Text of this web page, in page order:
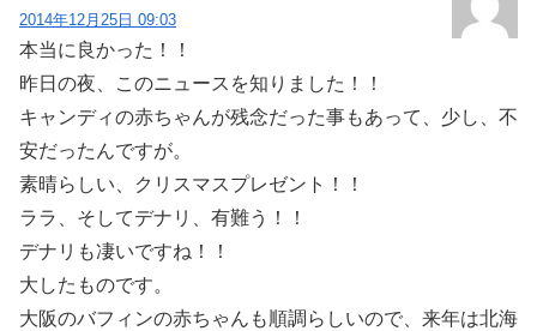
2014年12月25日 09:03
本当に良かった！！
昨日の夜、このニュースを知りました！！
キャンディの赤ちゃんが残念だった事もあって、少し、不
安だったんですが。
素晴らしい、クリスマスプレゼント！！
ララ、そしてデナリ、有難う！！
デナリも凄いですね！！
大したものです。
大阪のバフィンの赤ちゃんも順調らしいので、来年は北海